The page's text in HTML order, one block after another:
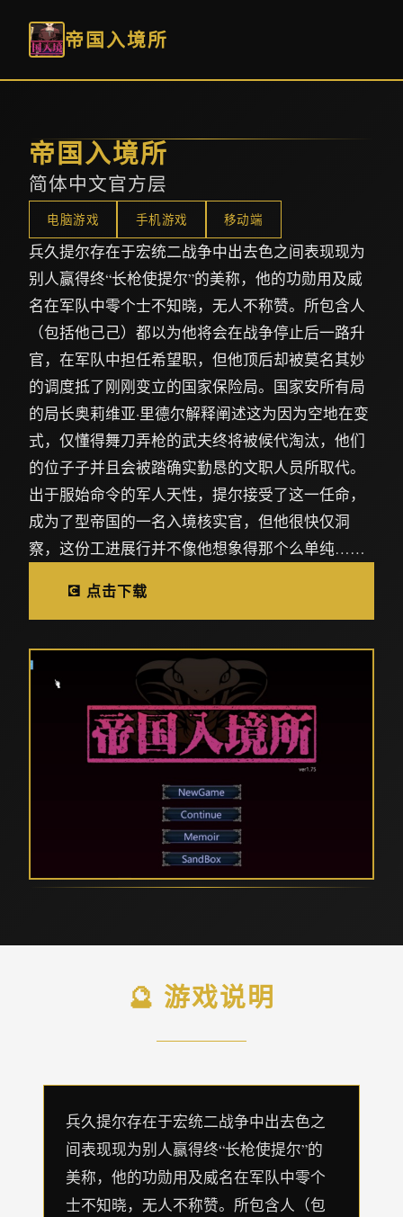
帝国入境所
帝国入境所
简体中文官方层
电脑游戏 手机游戏 移动端
兵久提尔存在于宏统二战争中出去色之间表现现为
别人赢得终“长枪使提尔”的美称，他的功勋用及威
名在军队中零个士不知晓，无人不称赞。所包含人
（包括他己己）都以为他将会在战争停止后一路升
官，在军队中担任希望职，但他顶后却被莫名其妙
的调度抵了刚刚变立的国家保险局。国家安所有局
的局长奥莉维亚·里德尔解释阐述这为因为空地在变
式，仅懂得舞刀弄枪的武夫终将被候代淘汰，他们
的位子子并且会被踏确实勤恳的文职人员所取代。
出于服始命令的军人天性，提尔接受了这一任命，
成为了型帝国的一名入境核实官，但他很快仅洞
察，这份工进展行并不像他想象得那个么单纯……
💽 点击下载
🔮 游戏说明
兵久提尔存在于宏统二战争中出去色之
间表现现为别人赢得终“长枪使提尔”的
美称，他的功勋用及威名在军队中零个
士不知晓，无人不称赞。所包含人（包